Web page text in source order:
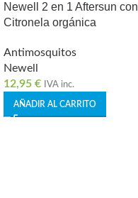
Newell 2 en 1 Aftersun con
Citronela orgánica
Antimosquitos
Newell
12,95 € IVA inc.
AÑADIR AL CARRITO